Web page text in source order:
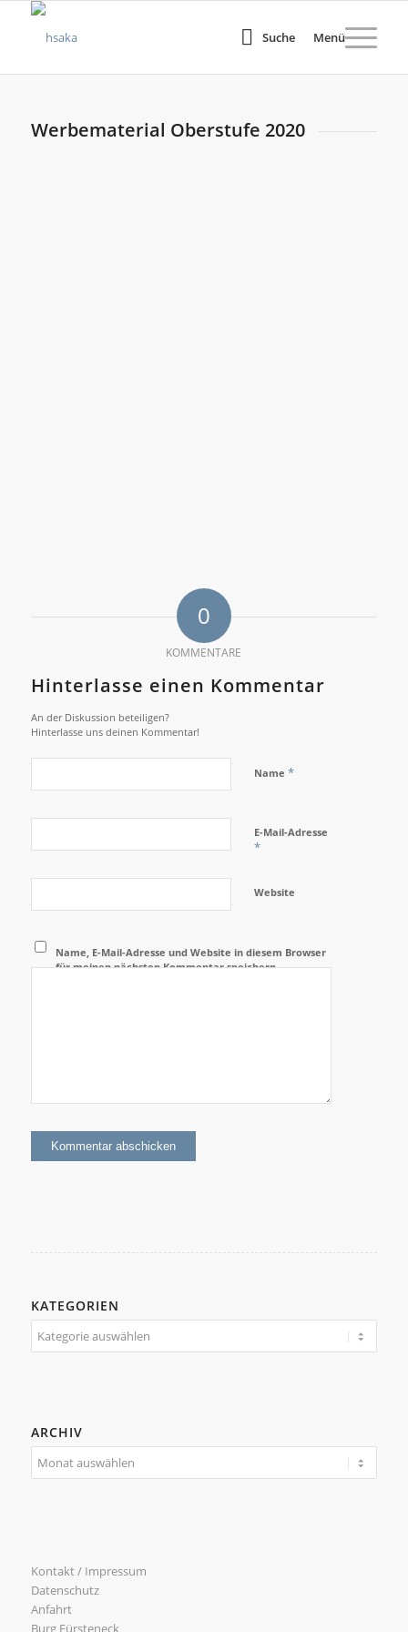
Suche Menü
Werbematerial Oberstufe 2020
0
KOMMENTARE
Hinterlasse einen Kommentar
An der Diskussion beteiligen?
Hinterlasse uns deinen Kommentar!
Name *
E-Mail-Adresse
*
Website
Name, E-Mail-Adresse und Website in diesem Browser
für meinen nächsten Kommentar speichern.
KATEGORIEN
Kategorien
ARCHIV
Kontakt / Impressum
Datenschutz
Anfahrt
Burg Fürsteneck